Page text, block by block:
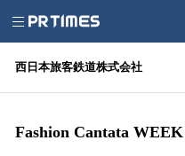
西日本旅客鉄道株式会社
Fashion Cantata WEEK